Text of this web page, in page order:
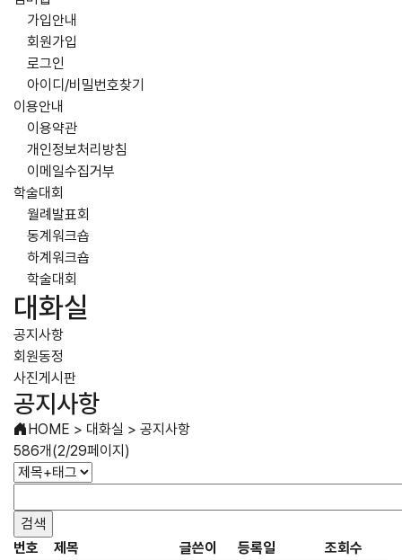
가입안내
회원가입
로그인
아이디/비밀번호찾기
이용안내
이용약관
개인정보처리방침
이메일수집거부
학술대회
월례발표회
동계워크숍
하계워크숍
학술대회
대화실
공지사항
회원동정
사진게시판
공지사항
HOME > 대화실 > 공지사항
586개(2/29페이지)
번호 제목 글쓴이 등록일
조회수